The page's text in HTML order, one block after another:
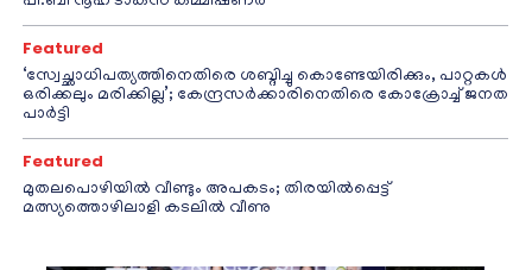
Featured
‘സ്വേച്ഛാധിപത്യത്തിനെതിരെ ശബ്ദിച്ചു കൊണ്ടേയിരിക്കും, പാറ്റകൾ
ഒരിക്കലും മരിക്കില്ല’; കേന്ദ്രസർക്കാരിനെതിരെ കോക്രോച്ച് ജനത
പാർട്ടി
Featured
മുതലപൊഴിയിൽ വീണ്ടും അപകടം; തിരയിൽപ്പെട്ട്
മത്സ്യത്തൊഴിലാളി കടലിൽ വീണു